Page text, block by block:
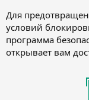
Для
условий
программа
открывает вам